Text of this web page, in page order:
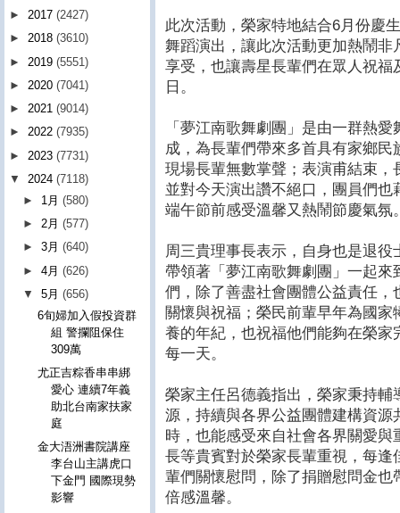
此次活動，榮家特地結合6月份慶
舞蹈演出，讓此次活動更加熱鬧
享受，也讓壽星長輩們在眾人祝
日。
「夢江南歌舞劇團」是由一群熱
成，為長輩們帶來多首具有家鄉
現場長輩無數掌聲；表演甫結束
並對今天演出讚不絕口，團員們
端午節前感受溫馨又熱鬧節慶氣氛
周三貴理事長表示，自身也是退
帶領著「夢江南歌舞劇團」一起
們，除了善盡社會團體公益責任
關懷與祝福；榮民前輩早年為國
養的年紀，也祝福他們能夠在榮
每一天。
榮家主任呂德義指出，榮家秉持
源，持續與各界公益團體建構資
時，也能感受來自社會各界關愛
長等貴賓對於榮家長輩重視，每
輩們關懷慰問，除了捐贈慰問金
倍感溫馨。
► 2017 (2427)
► 2018 (3610)
► 2019 (5551)
► 2020 (7041)
► 2021 (9014)
► 2022 (7935)
► 2023 (7731)
▼ 2024 (7118)
► 1月(580)
►2月(577)
►3月(640)
►4月(626)
▼5月(656)
6旬婦加入假投資群
組 警攔阻保住
309萬
尤正吉粽香串串綁
愛心 連續7年義
助北台南家扶家
庭
金大浯洲書院講座
李台山主講虎口
下金門 國際現勢
影響